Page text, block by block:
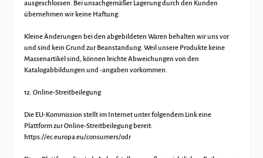
ausgeschlossen. Bei unsachgemäßer Lagerung durch den Kunden
übernehmen wir keine Haftung.
Kleine Änderungen bei den abgebildeten Waren behalten wir uns vor
und sind kein Grund zur Beanstandung. Weil unsere Produkte keine
Massenartikel sind, können leichte Abweichungen von den
Katalogabbildungen und -angaben vorkommen.
12. Online-Streitbeilegung
Die EU-Kommission stellt im Internet unter folgendem Link eine
Plattform zur Online-Streitbeilegung bereit:
https://ec.europa.eu/consumers/odr